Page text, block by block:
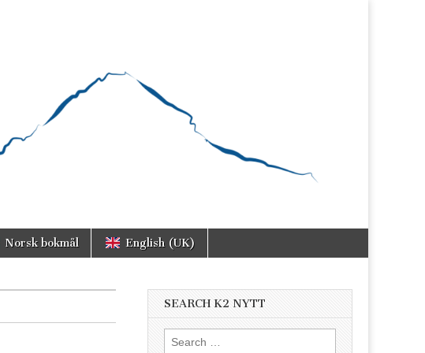
Norsk bokmål English (UK)
SEARCH K2 NYTT
Search